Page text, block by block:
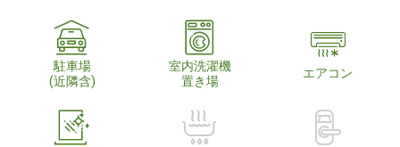
駐車場
(近隣含)
室内洗濯機
置き場
エアコン